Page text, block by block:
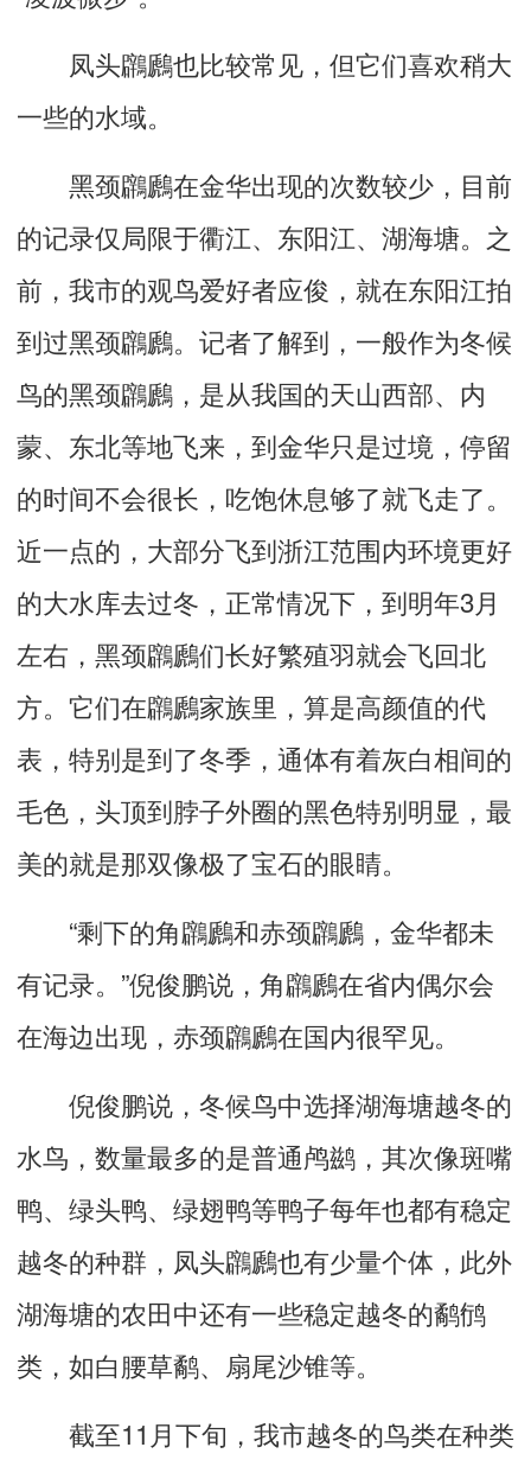
凤头鸊鷉也比较常见，但它们喜欢稍大
一些的水域。
黑颈鸊鷉在金华出现的次数较少，目前
的记录仅局限于衢江、东阳江、湖海塘。之
前，我市的观鸟爱好者应俊，就在东阳江拍
到过黑颈鸊鷉。记者了解到，一般作为冬候
鸟的黑颈鸊鷉，是从我国的天山西部、内
蒙、东北等地飞来，到金华只是过境，停留
的时间不会很长，吃饱休息够了就飞走了。
近一点的，大部分飞到浙江范围内环境更好
的大水库去过冬，正常情况下，到明年3月
左右，黑颈鸊鷉们长好繁殖羽就会飞回北
方。它们在鸊鷉家族里，算是高颜值的代
表，特别是到了冬季，通体有着灰白相间的
毛色，头顶到脖子外圈的黑色特别明显，最
美的就是那双像极了宝石的眼睛。
“剩下的角鸊鷉和赤颈鸊鷉，金华都未
有记录。”倪俊鹏说，角鸊鷉在省内偶尔会
在海边出现，赤颈鸊鷉在国内很罕见。
倪俊鹏说，冬候鸟中选择湖海塘越冬的
水鸟，数量最多的是普通鸬鹚，其次像斑嘴
鸭、绿头鸭、绿翅鸭等鸭子每年也都有稳定
越冬的种群，凤头鸊鷉也有少量个体，此外
湖海塘的农田中还有一些稳定越冬的鹬鸻
类，如白腰草鹬、扇尾沙锥等。
截至11月下旬，我市越冬的鸟类在种类